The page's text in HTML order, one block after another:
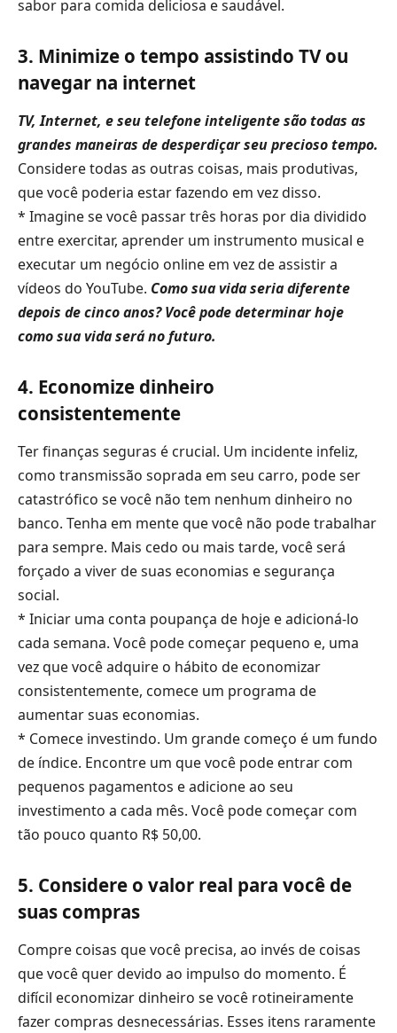
sabor para comida deliciosa e saudável.
3. Minimize o tempo assistindo TV ou
navegar na internet
TV, Internet, e seu telefone inteligente são todas as
grandes maneiras de desperdiçar seu precioso tempo.
Considere todas as outras coisas, mais produtivas,
que você poderia estar fazendo em vez disso.
* Imagine se você passar três horas por dia dividido
entre exercitar, aprender um instrumento musical e
executar um negócio online em vez de assistir a
vídeos do YouTube. Como sua vida seria diferente
depois de cinco anos? Você pode determinar hoje
como sua vida será no futuro.
4. Economize dinheiro
consistentemente
Ter finanças seguras é crucial. Um incidente infeliz,
como transmissão soprada em seu carro, pode ser
catastrófico se você não tem nenhum dinheiro no
banco. Tenha em mente que você não pode trabalhar
para sempre. Mais cedo ou mais tarde, você será
forçado a viver de suas economias e segurança
social.
* Iniciar uma conta poupança de hoje e adicioná-lo
cada semana. Você pode começar pequeno e, uma
vez que você adquire o hábito de economizar
consistentemente, comece um programa de
aumentar suas economias.
* Comece investindo. Um grande começo é um fundo
de índice. Encontre um que você pode entrar com
pequenos pagamentos e adicione ao seu
investimento a cada mês. Você pode começar com
tão pouco quanto R$ 50,00.
5. Considere o valor real para você de
suas compras
Compre coisas que você precisa, ao invés de coisas
que você quer devido ao impulso do momento. É
difícil economizar dinheiro se você rotineiramente
fazer compras desnecessárias. Esses itens raramente